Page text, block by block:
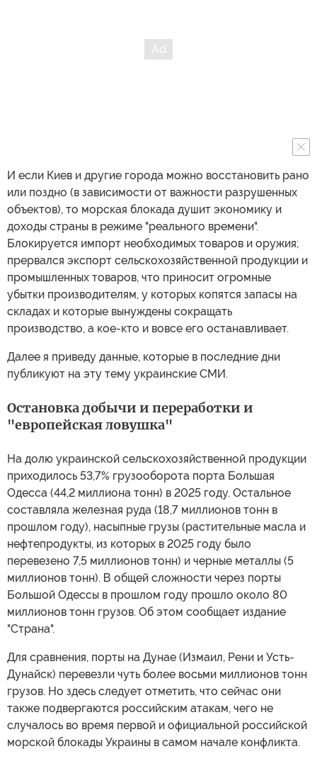
И если Киев и другие города можно восстановить рано
или поздно (в зависимости от важности разрушенных
объектов), то морская блокада душит экономику и
доходы страны в режиме "реального времени".
Блокируется импорт необходимых товаров и оружия;
прервался экспорт сельскохозяйственной продукции и
промышленных товаров, что приносит огромные
убытки производителям, у которых копятся запасы на
складах и которые вынуждены сокращать
производство, а кое-кто и вовсе его останавливает.
Далее я приведу данные, которые в последние дни
публикуют на эту тему украинские СМИ.
Остановка добычи и переработки и
"европейская ловушка"
На долю украинской сельскохозяйственной продукции
приходилось 53,7% грузооборота порта Большая
Одесса (44,2 миллиона тонн) в 2025 году. Остальное
составляла железная руда (18,7 миллионов тонн в
прошлом году), насыпные грузы (растительные масла и
нефтепродукты, из которых в 2025 году было
перевезено 7,5 миллионов тонн) и черные металлы (5
миллионов тонн). В общей сложности через порты
Большой Одессы в прошлом году прошло около 80
миллионов тонн грузов. Об этом сообщает издание
"Страна".
Для сравнения, порты на Дунае (Измаил, Рени и Усть-
Дунайск) перевезли чуть более восьми миллионов тонн
грузов. Но здесь следует отметить, что сейчас они
также подвергаются российским атакам, чего не
случалось во время первой и официальной российской
морской блокады Украины в самом начале конфликта.